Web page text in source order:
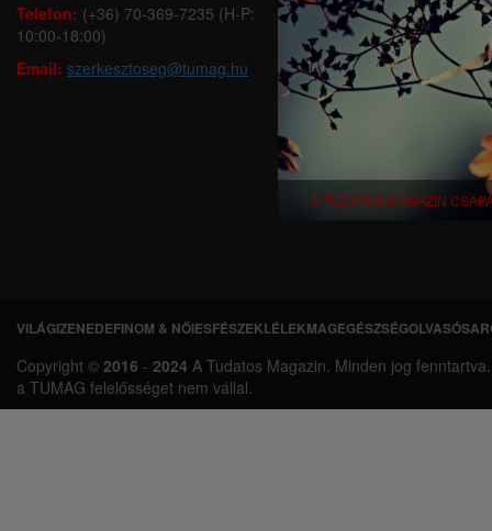
Telefon: (+36) 70-369-7235 (H-P:
10:00-18:00)
Email: szerkesztoseg@tumag.hu
A TUDATOS MAGAZIN
L
á
VILÁGIZENEDEFINOM & NŐIESFÉSZEKLÉLEKMAGEGÉSZSÉG
Copyright © 2016 - 2024 A Tudatos Magazin. Minden jog
a TUMAG felelősséget nem vállal.